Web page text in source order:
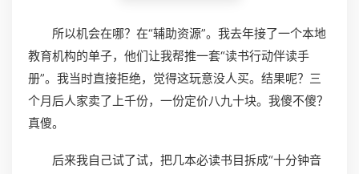
所以机会在哪？在“辅助资源”。我去年接了一个本地
教育机构的单子，他们让我帮推一套“读书行动伴读手
册”。我当时直接拒绝，觉得这玩意没人买。结果呢？三
个月后人家卖了上千份，一份定价八九十块。我傻不傻？
真傻。
后来我自己试了试，把几本必读书目拆成“十分钟音